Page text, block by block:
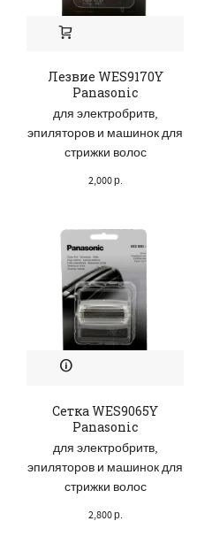
Лезвие WES9170Y
Panasonic
для электробритв,
эпиляторов и машинок для
стрижки волос
2,000р.
Сетка WES9065Y
Panasonic
для электробритв,
эпиляторов и машинок для
стрижки волос
2,800р.